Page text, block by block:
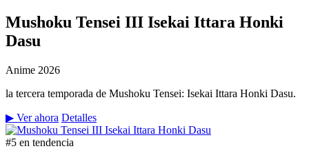
Mushoku Tensei III Isekai Ittara Honki
Dasu
Anime 2026
la tercera temporada de Mushoku Tensei: Isekai Ittara Honki Dasu.
▶ Ver ahora Detalles
#5 en tendencia